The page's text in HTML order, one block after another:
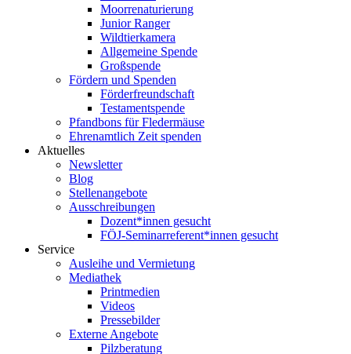
Moorrenaturierung
Junior Ranger
Wildtierkamera
Allgemeine Spende
Großspende
Fördern und Spenden
Förderfreundschaft
Testamentspende
Pfandbons für Fledermäuse
Ehrenamtlich Zeit spenden
Aktuelles
Newsletter
Blog
Stellenangebote
Ausschreibungen
Dozent*innen gesucht
FÖJ-Seminarreferent*innen gesucht
Service
Ausleihe und Vermietung
Mediathek
Printmedien
Videos
Pressebilder
Externe Angebote
Pilzberatung